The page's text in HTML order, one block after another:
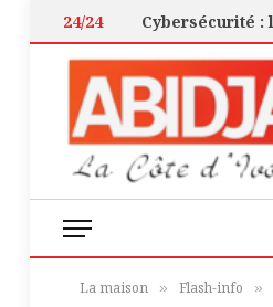
24/24
La maison » Flash-info »